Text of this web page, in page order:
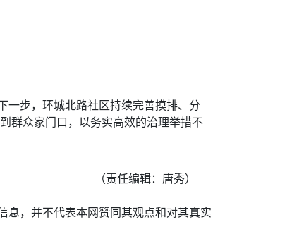
一步，环城北路社区持续完善摸排、分
群众家门口，以务实高效的治理举措不
（责任编辑：唐秀）
息，并不代表本网赞同其观点和对其真实